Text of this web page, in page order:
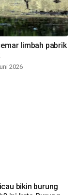
limbah pabrik
2026
bikin burung